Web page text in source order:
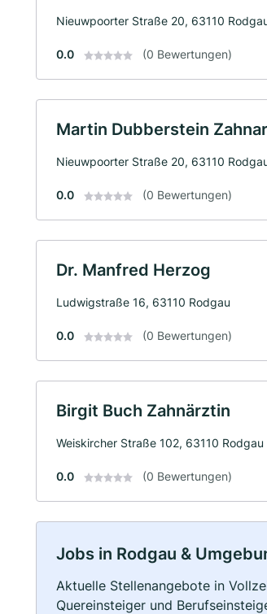
Nieuwpoorter Straße 20, 63110
0.0 (0 Bewertungen)
Martin Dubberstein
Nieuwpoorter Straße 20, 63110
0.0 (0 Bewertungen)
Dr. Manfred Herzog
Ludwigstraße 16, 63110 Rodgau
0.0 (0 Bewertungen)
Birgit Buch Zahnärztin
Weiskircher Straße 102, 63110 Rodgau
0.0 (0 Bewertungen)
Jobs in Rodgau &
Aktuelle Stellenangebote in
Quereinsteiger und